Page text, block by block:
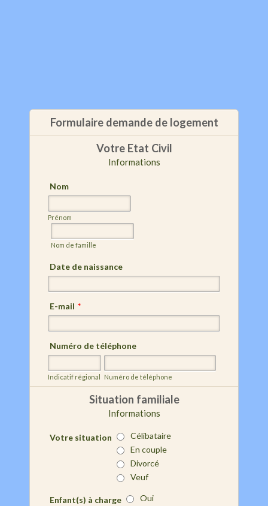
Formulaire demande de logement
Votre Etat Civil
Informations
Nom
Prénom
Nom de famille
Date de naissance
E-mail *
Numéro de téléphone
Indicatif régional Numéro de téléphone
Situation familiale
Informations
Votre situation
Célibataire
En couple
Divorcé
Veuf
Enfant(s) à charge
Oui